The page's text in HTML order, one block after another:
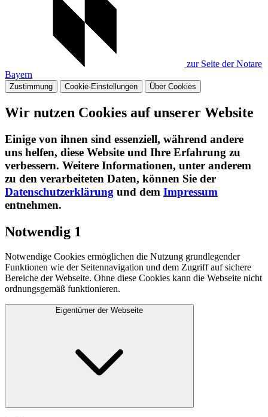
zur Seite der Notare
Bayern
Zustimmung Cookie-Einstellungen Über Cookies
Wir nutzen Cookies auf unserer Website
Einige von ihnen sind essenziell, während andere
uns helfen, diese Website und Ihre Erfahrung zu
verbessern. Weitere Informationen, unter anderem
zu den verarbeiteten Daten, können Sie der
Datenschutzerklärung und dem Impressum
entnehmen.​
Notwendig 1
Notwendige Cookies ermöglichen die Nutzung grundlegender
Funktionen wie der Seitennavigation und dem Zugriff auf sichere
Bereiche der Webseite. Ohne diese Cookies kann die Webseite nicht
ordnungsgemäß funktionieren.
Eigentümer der Webseite